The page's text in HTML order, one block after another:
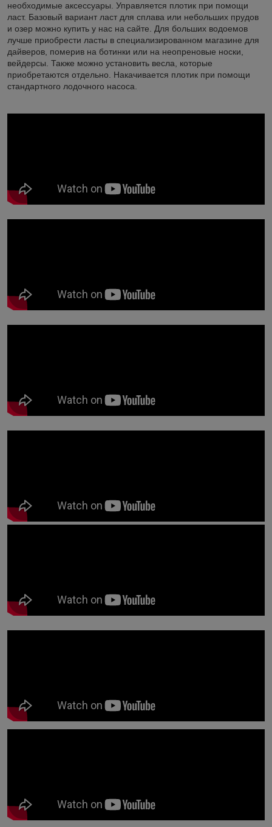
необходимые аксессуары. Управляется плотик при помощи
ласт. Базовый вариант ласт для сплава или небольших прудов
и озер можно купить у нас на сайте. Для больших водоемов
лучше приобрести ласты в специализированном магазине для
дайверов, померив на ботинки или на неопреновые носки,
вейдерсы. Также можно установить весла, которые
приобретаются отдельно. Накачивается плотик при помощи
стандартного лодочного насоса.